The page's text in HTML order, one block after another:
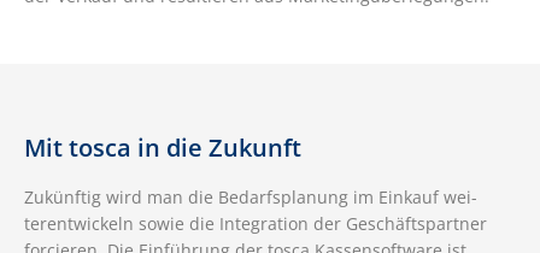
Mit tosca in die Zukunft
Zukünftig wird man die Bedarfsplanung im Einkauf wei­
terentwickeln sowie die Integration der Geschäftspartner